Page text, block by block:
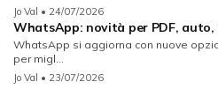
Jo Val • 24/07/2026
WhatsApp: novità per PDF, auto,
WhatsApp si aggiorna con nuove
per migl...
Jo Val • 23/07/2026